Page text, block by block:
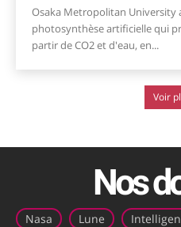
Osaka Metropolitan University
photosynthèse artificielle qui
partir de CO2 et d'eau, en...
Voir
Nos
Nasa Lune